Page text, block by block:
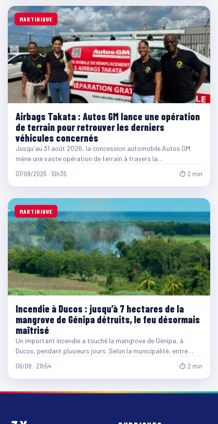
MARTINIQUE
Airbags Takata : Autos GM lance une opération
de terrain pour retrouver les derniers
véhicules concernés
Jusqu'au 31 août 2026, la concession automobile Autos GM
mène une vaste opération de terrain à travers la…
07/08/2026 · 10h35 ⏱ 2 min
MARTINIQUE
Incendie à Ducos : jusqu’à 7 hectares de la
mangrove de Génipa détruits, le feu désormais
maîtrisé
Un important incendie a touché la mangrove de Génipa, à
Ducos, pendant plusieurs jours. Selon la municipalité, entre…
06/08 · 21h54 ⏱ 2 min